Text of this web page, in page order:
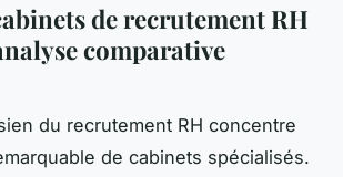
de recrutement RH
comparative
du recrutement RH concentre
de cabinets spécialisés.